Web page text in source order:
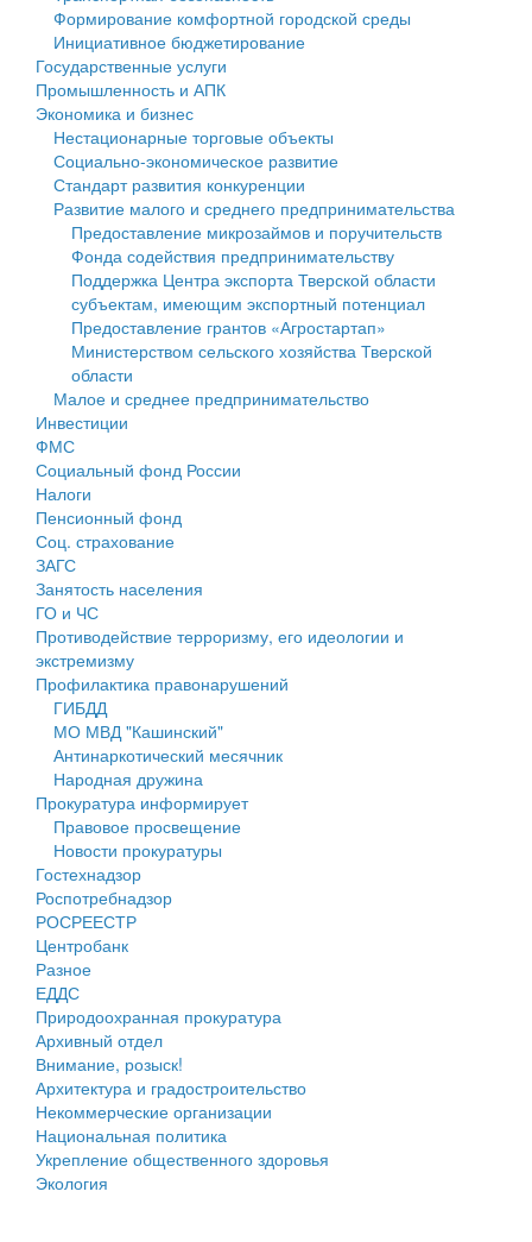
Государственные услуги
Промышленность и АПК
Экономика и бизнес
Символика
Устав
Гостям округа
Туризм
Культура
Образование
Здравоохранение
Социальная защита
Фотоальбом
муниципального округа Тверской области
Администрация Кашинского муниципального округа
Тверской области
Управление сельскими территориями
Открытые данные
Работа с обращениями граждан
Муниципальный контроль
Муниципальные услуги
Проекты административных регламентов
Антимонопольный комплаенс
Противодействие коррупции
Финансовое управление
Бюджет для граждан
Имущество
Выявление правообладателей ранее учтенных
объектов недвижимости
Имущественная поддержка субъектов малого и
среднего предпринимательства
Информационная поддержка субъектов малого и
среднего предпринимательства
Муниципальные программы
Контрольно-счетная палата
Персональные данные
Оценка регулирующего воздействия
Деятельность МУ
Нормативы градостроительного проектирования
Правила землепользования и застройки
Генеральные планы
Проекты планировки территории
Собрание депутатов
Городское поселение
Сельские поселения
Формирование комфортной городской среды
Инициативное бюджетирование
Государственные услуги
Промышленность и АПК
Экономика и бизнес
Нестационарные торговые объекты
Социально-экономическое развитие
Стандарт развития конкуренции
Развитие малого и среднего предпринимательства
Предоставление микрозаймов и поручительств
Фонда содействия предпринимательству
Поддержка Центра экспорта Тверской области
субъектам, имеющим экспортный потенциал
Предоставление грантов «Агростартап»
Министерством сельского хозяйства Тверской
области
Малое и среднее предпринимательство
Инвестиции
ФМС
Социальный фонд России
Налоги
Пенсионный фонд
Соц. страхование
ЗАГС
Занятость населения
ГО и ЧС
Противодействие терроризму, его идеологии и
экстремизму
Профилактика правонарушений
ГИБДД
МО МВД "Кашинский"
Антинаркотический месячник
Народная дружина
Прокуратура информирует
Правовое просвещение
Новости прокуратуры
Гостехнадзор
Роспотребнадзор
РОСРЕЕСТР
Центробанк
Разное
ЕДДС
Природоохранная прокуратура
Архивный отдел
Внимание, розыск!
Архитектура и градостроительство
Некоммерческие организации
Национальная политика
Укрепление общественного здоровья
Экология